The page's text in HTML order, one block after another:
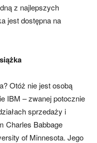
z najlepszych
jest dostępna na
Otóż nie jest osobą
IBM – zwanej potocznie
sprzedaży i
Charles Babbage
of Minnesota. Jego